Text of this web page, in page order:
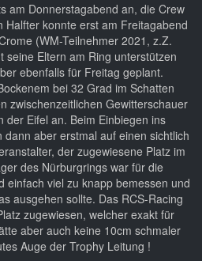
am Donnerstagabend an, die Crew
Halfter konnte erst am Freitagabend
(WM-Teilnehmer 2021, z.Z.
seine Eltern am Ring unterstützen
ebenfalls für Freitag geplant.
bei 32 Grad im Schatten
zwischenzeitlichen Gewitterschauer
der Eifel an. Beim Einbiegen ins
aber erstmal auf einen sichtlich
der zugewiesene Platz im
des Nürburgrings war für die
einfach viel zu knapp bemessen und
ausgehen sollte. Das RCS-Racing
zugewiesen, welcher exakt für
aber auch keine 10cm schmaler
Auge der Trophy Leitung !